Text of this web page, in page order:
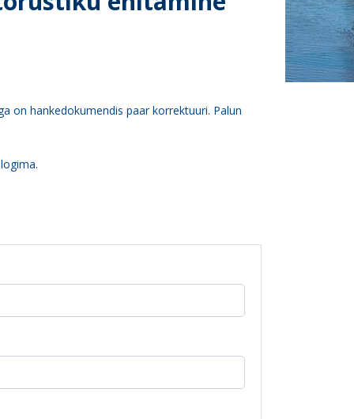
on hankedokumendis paar korrektuuri. Palun